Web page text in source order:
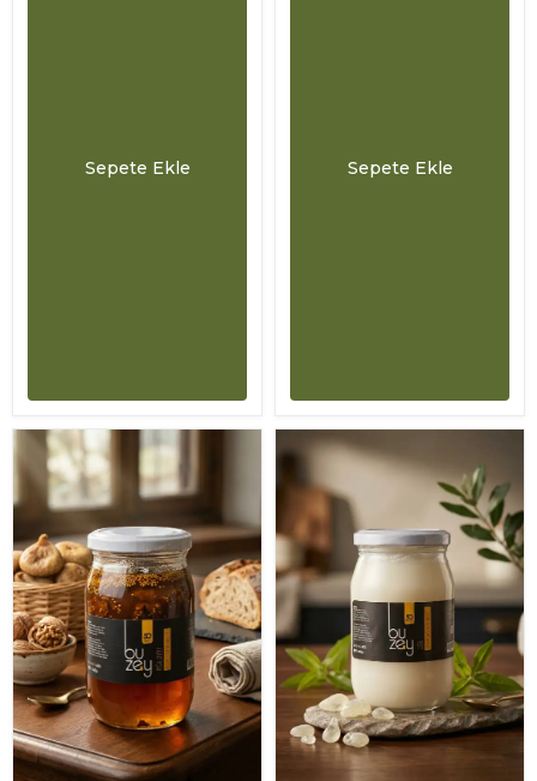
Sepete Ekle Sepete Ekle